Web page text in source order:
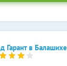
Гарант в Балашихе